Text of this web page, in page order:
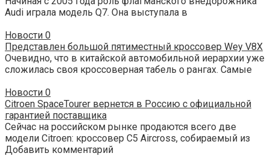
Audi играла модель Q7. Она выступала в
Новости 0
Представлен большой пятиместный кроссовер Wey V8X
Очевидно, что в китайской автомобильной иерархии уже
сложилась своя кроссоверная табель о рангах. Самые
Новости 0
Citroen SpaceTourer вернется в Россию с официальной
гарантией поставщика
Сейчас на российском рынке продаются всего две
модели Citroen: кроссовер C5 Aircross, собираемый из
Добавить комментарий